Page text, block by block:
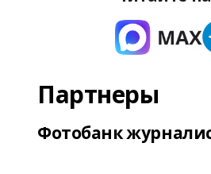
Партнеры
Фотобанк